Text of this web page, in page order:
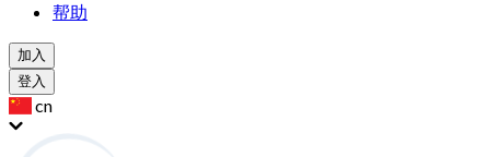
帮助
加入
登入
cn